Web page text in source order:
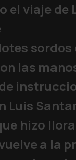
el viaje de
sordos
las
Luis
hizo
a la